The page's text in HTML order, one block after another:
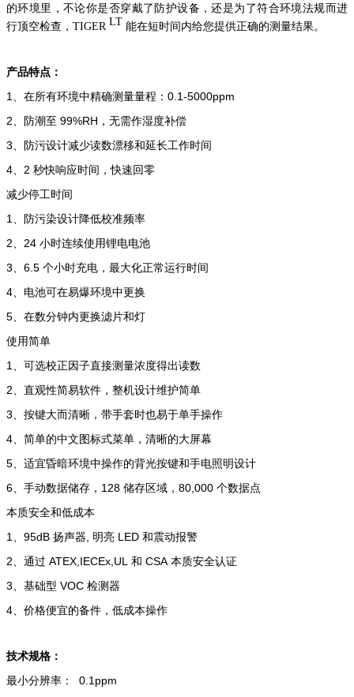
的环境里，不论你是否穿戴了防护设备，还是为了符合环境法规而进
行顶空检查， TIGER LT 能在短时间内给您提供正确的测量结果。
产品特点：
1、在所有环境中精确测量量程： 0.1-5000ppm
2、防潮至 99%RH ，无需作湿度补偿
3、防污设计减少读数漂移和延长工作时间
4、 2 秒快响应时间，快速回零
减少停工时间
1、防污染设计降低校准频率
2、 24 小时连续使用锂电电池
3、 6.5 个小时充电，最大化正常运行时间
4、电池可在易爆环境中更换
5、在数分钟内更换滤片和灯
使用简单
1、可选校正因子直接测量浓度得出读数
2、直观性简易软件，整机设计维护简单
3、按键大而清晰，带手套时也易于单手操作
4、简单的中文图标式菜单，清晰的大屏幕
5、适宜昏暗环境中操作的背光按键和手电照明设计
6、手动数据储存， 128 储存区域， 80,000 个数据点
本质安全和低成本
1、 95dB 扬声器, 明亮 LED 和震动报警
2、通过 ATEX,IECEx,UL 和 CSA本质安全认证
3、基础型 VOC 检测器
4、价格便宜的备件，低成本操作
技术规格：
最小分辨率： 0.1ppm